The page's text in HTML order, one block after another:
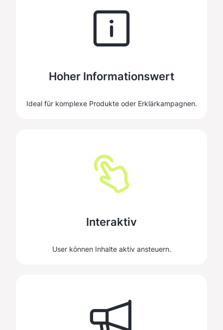
Hoher Informationswert
Ideal für komplexe Produkte oder Erklärkampagnen.
Interaktiv
User können Inhalte aktiv ansteuern.